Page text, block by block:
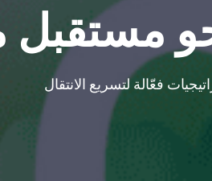
مستقبل
فعّالة لتسريع الانتقال